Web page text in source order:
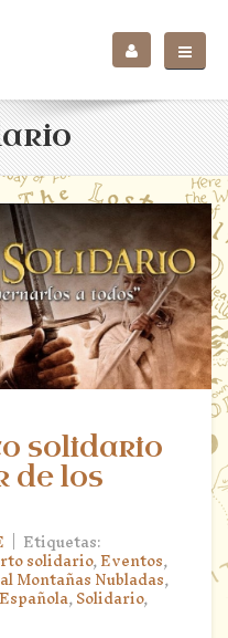
solidario
de los
| Etiquetas:
solidario,Eventos,
Montañas Nubladas,
,Solidario,